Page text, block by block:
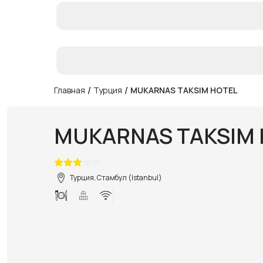
Главная / Турция / MUKARNAS TAKSIM HOTEL
MUKARNAS TAKSIM
Турция, Стамбул (Istanbul)